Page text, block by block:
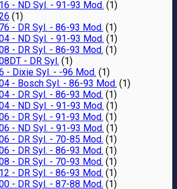
- ND Syl. - 91-93 Mod. (1)
(1)
- DR Syl. - 86-93 Mod. (1)
- ND Syl. - 91-93 Mod. (1)
- DR Syl. - 86-93 Mod. (1)
- DR Syl. (1)
- Dixie Syl. - -96 Mod. (1)
- Bosch Syl. - 86-93 Mod. (1)
- DR Syl. - 86-93 Mod. (1)
- ND Syl. - 91-93 Mod. (1)
- DR Syl. - 91-93 Mod. (1)
- ND Syl. - 91-93 Mod. (1)
- DR Syl. - 70-85 Mod. (1)
- DR Syl. - 86-93 Mod. (1)
- DR Syl. - 70-93 Mod. (1)
- DR Syl. - 86-93 Mod. (1)
- DR Syl. - 87-88 Mod. (1)